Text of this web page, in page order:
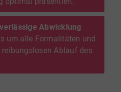
Abwicklung
um alle Formalitäten und
Ablauf des